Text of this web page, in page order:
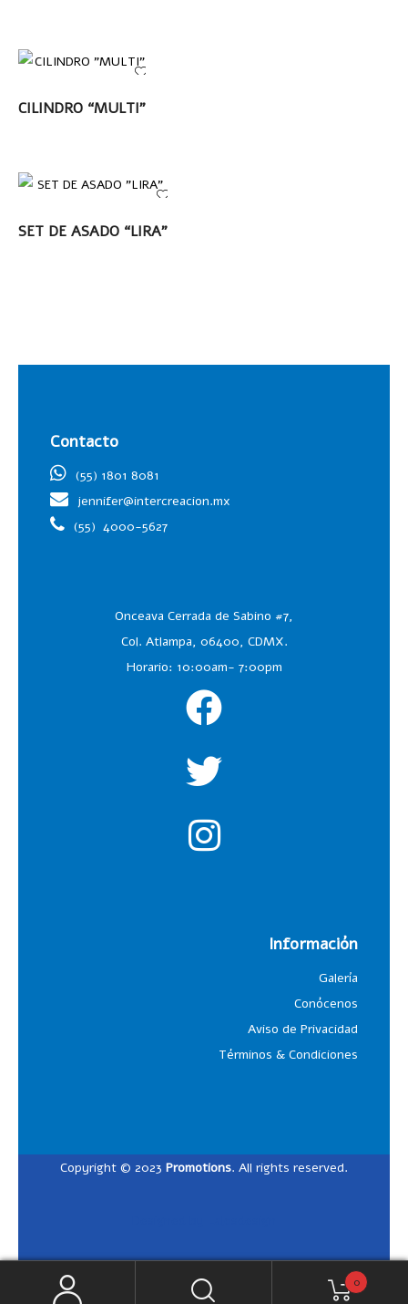
LEER MÁS
CILINDRO “MULTI”
LEER MÁS
SET DE ASADO “LIRA”
Contacto
(55) 1801 8081
jennifer@intercreacion.mx
(55) 4000-5627
Onceava Cerrada de Sabino #7,
Col. Atlampa, 06400, CDMX.
Horario: 10:00am- 7:00pm
Información
Galería
Conócenos
Aviso de Privacidad
Términos & Condiciones
Copyright © 2023 Promotions. All rights reserved.
0